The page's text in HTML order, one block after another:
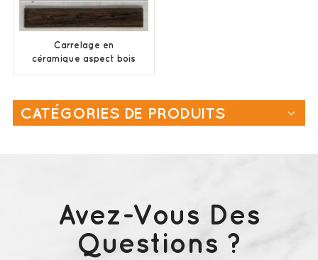
Carrelage en
céramique aspect bois
CATÉGORIES DE PRODUITS
Avez-Vous Des
Questions ?